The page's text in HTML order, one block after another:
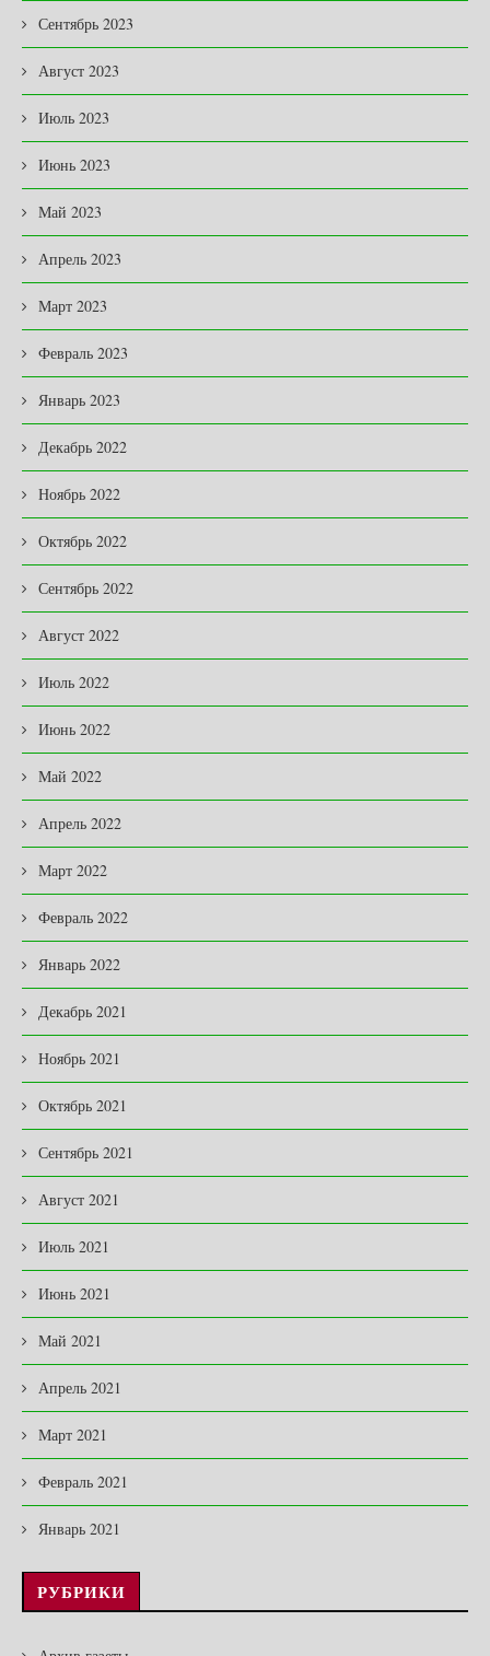
Сентябрь 2023
Август 2023
Июль 2023
Июнь 2023
Май 2023
Апрель 2023
Март 2023
Февраль 2023
Январь 2023
Декабрь 2022
Ноябрь 2022
Октябрь 2022
Сентябрь 2022
Август 2022
Июль 2022
Июнь 2022
Май 2022
Апрель 2022
Март 2022
Февраль 2022
Январь 2022
Декабрь 2021
Ноябрь 2021
Октябрь 2021
Сентябрь 2021
Август 2021
Июль 2021
Июнь 2021
Май 2021
Апрель 2021
Март 2021
Февраль 2021
Январь 2021
РУБРИКИ